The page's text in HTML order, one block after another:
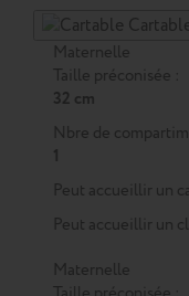
Maternelle
Taille préconisée :
32 cm
Nbre de
1
Peut accueillir un
Peut accueillir un
Maternelle